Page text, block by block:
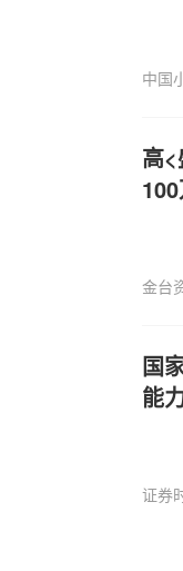
中国
高
金台
国
能
证券